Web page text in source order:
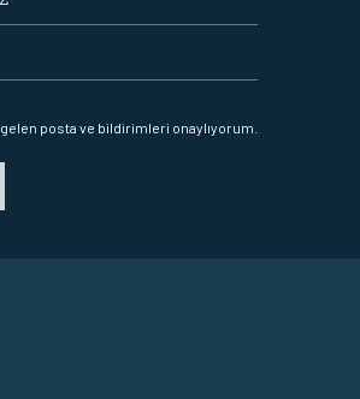
gelen posta ve bildirimleri onaylıyorum.